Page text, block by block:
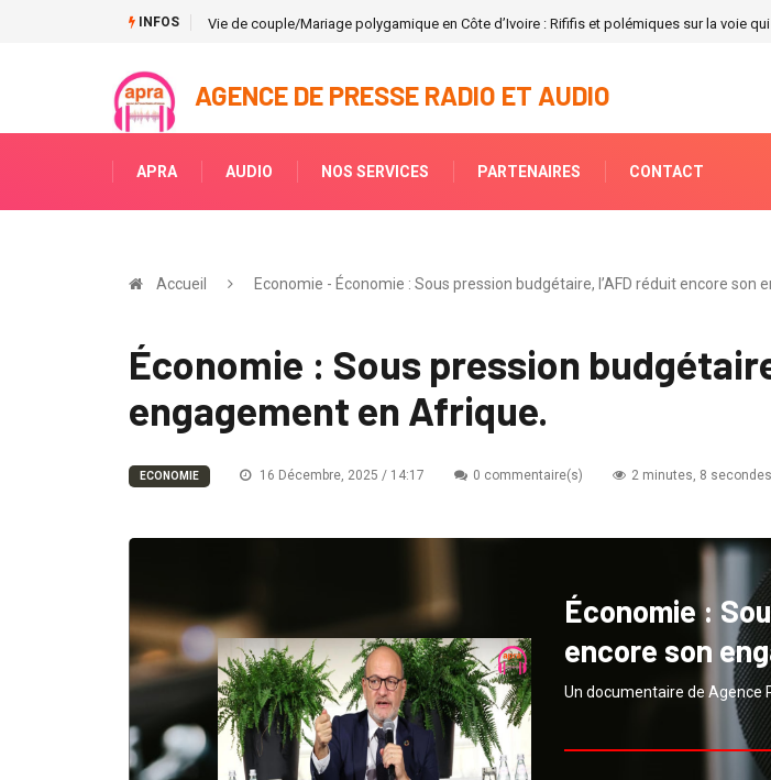
INFOS Miss Univers 2021 : toute la Côte d'Ivoire mobilisée derrière Miss Olivia YACE
AGENCE DE PRESSE RADIO ET AUDIO
APRA AUDIO NOS SERVICES PARTENAIRES CONTACT
Accueil Economie - Économie : Sous pression budgétaire, l’AFD réduit encore son
Économie : Sous pression
engagement en Afrique.
ECONOMIE 16 Décembre, 2025 / 14:17 0 commentaire(s) 2 minutes, 8
Économie :
encore son
Un documentaire de Agence